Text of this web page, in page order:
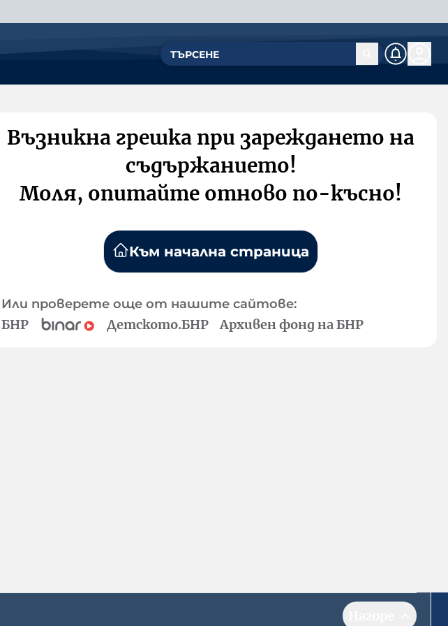
Възникна грешка при зареждането на
съдържанието!
Моля, опитайте отново по-късно!
Към начална страница
Или проверете още от нашите сайтове:
БНР Детското.БНР Архивен фонд на БНР